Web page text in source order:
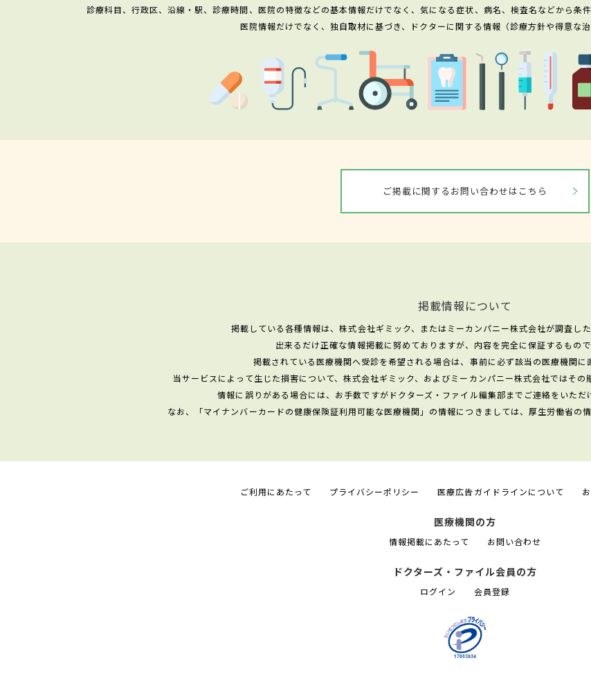
診療科目、行政区、沿線・駅、診療時間、医院の特徴などの基本情報だけでなく、気になる症状、病名、検査名などから条
医院情報だけでなく、独自取材に基づき、ドクターに関する情報（診療方針や得意な治
ご掲載に関するお問い合わせはこちら
掲載情報について
掲載している各種情報は、株式会社ギミック、またはミーカンパニー株式会社が調査した
出来るだけ正確な情報掲載に努めておりますが、内容を完全に保証するもので
掲載されている医療機関へ受診を希望される場合は、事前に必ず該当の医療機関に
当サービスによって生じた損害について、株式会社ギミック、およびミーカンパニー株式会社ではその
情報に誤りがある場合には、お手数ですがドクターズ・ファイル編集部までご連絡をいただ
なお、「マイナンバーカードの健康保険証利用可能な医療機関」の情報につきましては、厚生労働省の
ご利用にあたって プライバシーポリシー 医療広告ガイドラインについて
医療機関の方
情報掲載にあたって お問い合わせ
ドクターズ・ファイル会員の方
ログイン 会員登録